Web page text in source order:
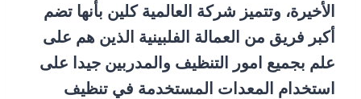
الأخيرة، وتتميز شركة العالمية كلين بأنها تضم
أكبر فريق من العمالة الفلبينية الذين هم على
علم بجميع امور التنظيف والمدربين جيدا على
استخدام المعدات المستخدمة في تنظيف